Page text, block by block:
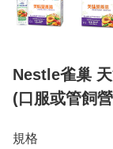
Nestle雀巢
(口服或管飼
規格